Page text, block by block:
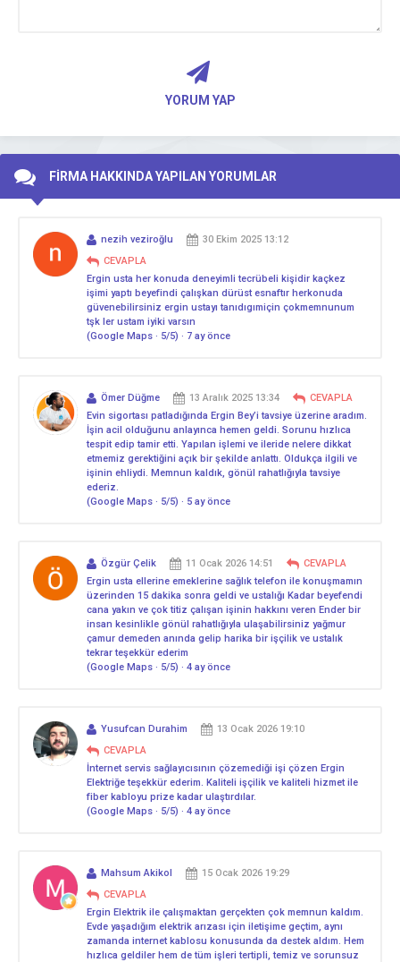
YORUM YAP
FİRMA HAKKINDA YAPILAN YORUMLAR
nezih veziroğlu
30 Ekim 2025 13:12
CEVAPLA
Ergin usta her konuda deneyimli tecrübeli kişidir kaçkez
işimi yaptı beyefindi çalışkan dürüst esnaftır herkonuda
güvenebilirsiniz ergin ustayı tanıdıgımiçin çokmemnunum
tşk ler ustam iyiki varsın
(Google Maps · 5/5) · 7 ay önce
Ömer Düğme 13 Aralık 2025 13:34
CEVAPLA
Evin sigortası patladığında Ergin Bey’i tavsiye üzerine aradım.
İşin acil olduğunu anlayınca hemen geldi. Sorunu hızlıca
tespit edip tamir etti. Yapılan işlemi ve ileride nelere dikkat
etmemiz gerektiğini açık bir şekilde anlattı. Oldukça ilgili ve
işinin ehliydi. Memnun kaldık, gönül rahatlığıyla tavsiye
ederiz.
(Google Maps · 5/5) · 5 ay önce
Özgür Çelik 11 Ocak 2026 14:51
CEVAPLA
Ergin usta ellerine emeklerine sağlık telefon ile konuşmamın
üzerinden 15 dakika sonra geldi ve ustalığı Kadar beyefendi
cana yakın ve çok titiz çalışan işinin hakkını veren Ender bir
insan kesinlikle gönül rahatlığıyla ulaşabilirsiniz yağmur
çamur demeden anında gelip harika bir işçilik ve ustalık
tekrar teşekkür ederim
(Google Maps · 5/5) · 4 ay önce
Yusufcan Durahim
13 Ocak 2026 19:10
CEVAPLA
İnternet servis sağlayıcısının çözemediği işi çözen Ergin
Elektriğe teşekkür ederim. Kaliteli işçilik ve kaliteli hizmet ile
fiber kabloyu prize kadar ulaştırdılar.
(Google Maps · 5/5) · 4 ay önce
Mahsum Akikol
15 Ocak 2026 19:29
CEVAPLA
Ergin Elektrik ile çalışmaktan gerçekten çok memnun kaldım.
Evde yaşadığım elektrik arızası için iletişime geçtim, aynı
zamanda internet kablosu konusunda da destek aldım. Hem
hızlıca geldiler hem de tüm işleri tertipli, temiz ve sorunsuz